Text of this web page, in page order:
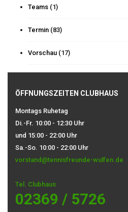
Teams (1)
Termin (83)
Vorschau (17)
ÖFFNUNGSZEITEN CLUBHAUS
Montags Ruhetag
Di.-Fr. 10:00 - 12:30 Uhr
und 15:00 - 22:00 Uhr
Sa.-So. 10:00 - 22:00 Uhr
vorstand@tennisfreunde-wulfen.de
Tel. Clubhaus
02369 / 5726